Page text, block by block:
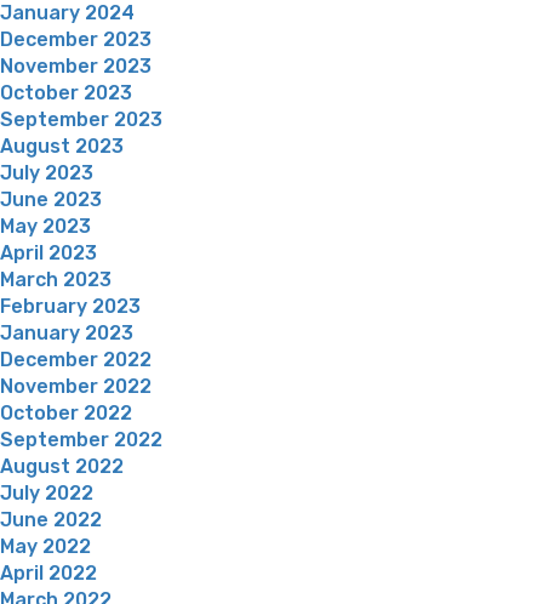
January 2024
December 2023
November 2023
October 2023
September 2023
August 2023
July 2023
June 2023
May 2023
April 2023
March 2023
February 2023
January 2023
December 2022
November 2022
October 2022
September 2022
August 2022
July 2022
June 2022
May 2022
April 2022